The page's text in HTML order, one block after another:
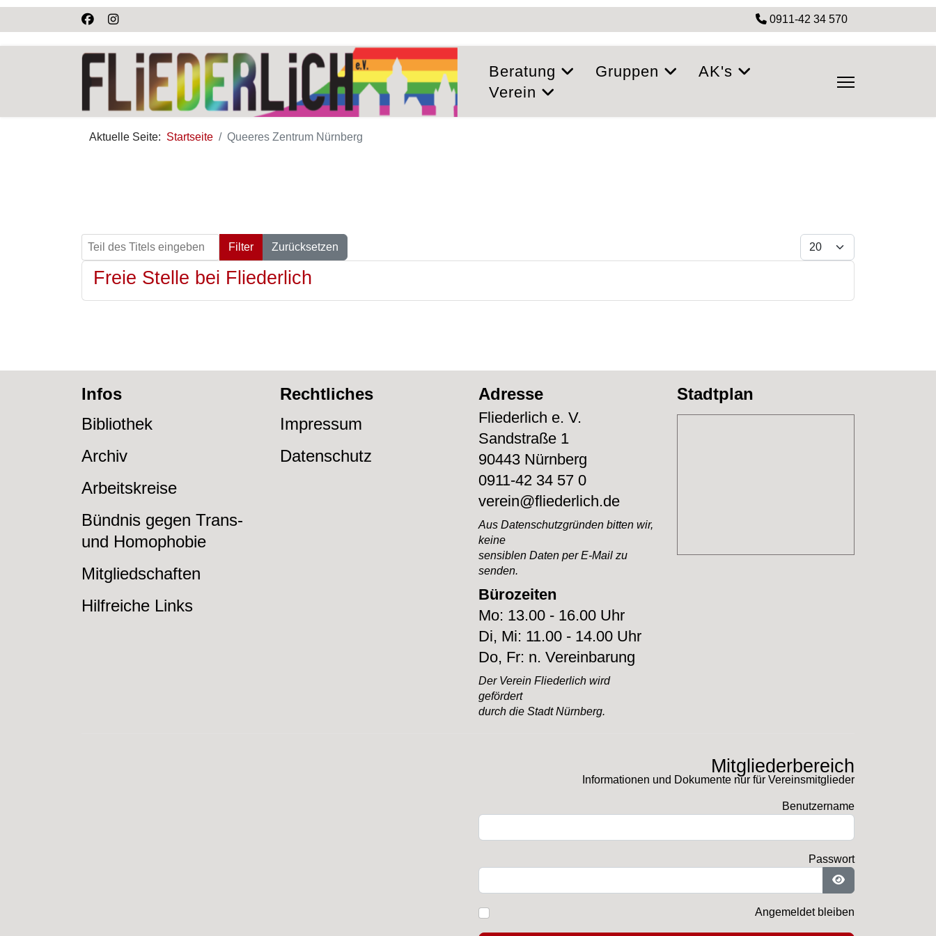
0911-42 34 570
Beratung Gruppen
AK's
Verein
Aktuelle Seite: Startseite Queeres Zentrum Nürnberg
Teil des Titels eingebenFilter Zurücksetzen Anzeige #
Freie Stelle bei Fliederlich
Infos
Bibliothek
Archiv
Arbeitskreise
Bündnis gegen Trans-
und Homophobie
Mitgliedschaften
Hilfreiche Links
Rechtliches
Impressum
Datenschutz
Adresse
Fliederlich e. V.
Sandstraße 1
90443 Nürnberg
0911-42 34 57 0
verein@fliederlich.de
Aus Datenschutzgründen bitten wir,
keine
sensiblen Daten per E-Mail zu
senden.
Bürozeiten
Mo: 13.00 - 16.00 Uhr
Di, Mi: 11.00 - 14.00 Uhr
Do, Fr: n. Vereinbarung
Der Verein Fliederlich wird
gefördert
durch die Stadt Nürnberg.
Stadtplan
Mitgliederbereich
Informationen und Dokumente nur für Vereinsmitglieder
Benutzername
Passwort
Passwort anzeigen
Angemeldet bleiben